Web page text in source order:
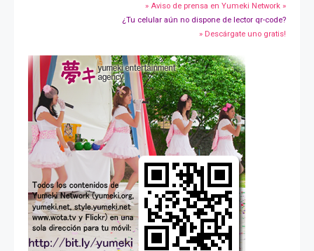
» Aviso de prensa en Yumeki Network »
¿Tu celular aún no dispone de lector qr-code?
» Descárgate uno gratis!